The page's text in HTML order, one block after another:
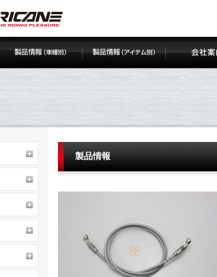
製品情報